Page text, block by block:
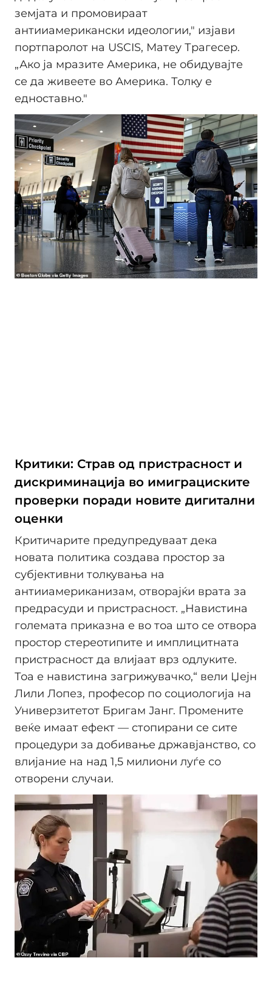
земјата и промовираат
антииамерикански идеологии," изјави
портпаролот на USCIS, Матеу Трагесер.
„Ако ја мразите Америка, не обидувајте
се да живеете во Америка. Толку е
едноставно."
Критики: Страв од пристрасност и
дискриминација во имиграциските
проверки поради новите дигитални
оценки
Критичарите предупредуваат дека
новата политика создава простор за
субјективни толкувања на
антииамериканизам, отворајќи врата за
предрасуди и пристрасност. „Навистина
големата приказна е во тоа што се отвора
простор стереотипите и имплицитната
пристрасност да влијаат врз одлуките.
Тоа е навистина загрижувачко,“ вели Џејн
Лили Лопез, професор по социологија на
Универзитетот Бригам Јанг. Промените
веќе имаат ефект — стопирани се сите
процедури за добивање државјанство, со
влијание на над 1,5 милиони луѓе со
отворени случаи.